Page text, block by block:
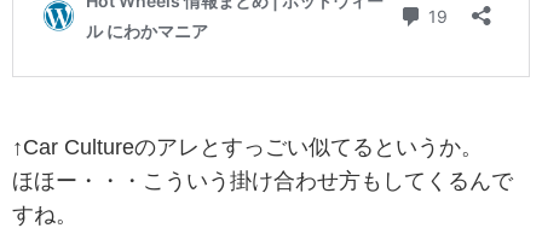
↑Car Cultureのアレとすっごい似てるというか。
ほほー・・・こういう掛け合わせ方もしてくるんで
すね。